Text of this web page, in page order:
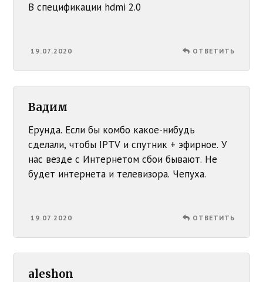
В спецификации hdmi 2.0
19.07.2020 ОТВЕТИТЬ
Вадим
Ерунда. Если бы комбо какое-нибудь
сделали, чтобы IPTV и спутник + эфирное. У
нас везде с Интернетом сбои бывают. Не
будет интернета и телевизора. Чепуха.
19.07.2020 ОТВЕТИТЬ
aleshon